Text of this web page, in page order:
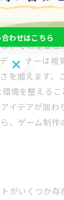
、その重要
ザイナーは
を加えます
境を整える
イデアが加
ゲーム制作
がいくつか
わせはこちら
わせはこちら